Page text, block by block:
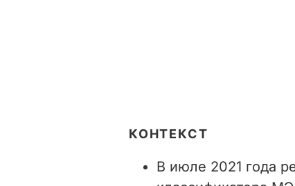
КОНТЕКСТ
В июле 2021 года